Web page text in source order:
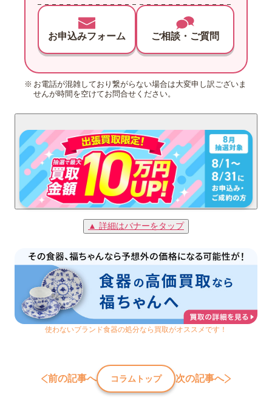
お申込みフォーム ご相談・ご質問
お電話が混雑しており繋がらない場合は大変申し訳ございま
せんが時間を空けてお問合せください。
▲ 詳細はバナーをタップ
使わないブランド食器の処分なら買取がオススメです！
前の記事へ コラムトップ 次の記事へ